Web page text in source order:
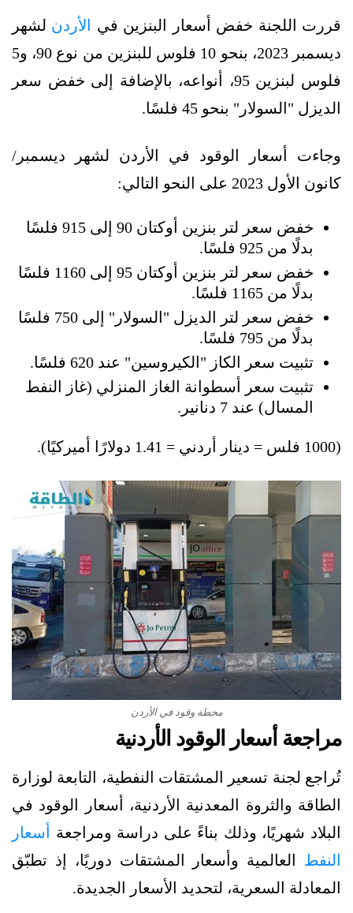
قررت اللجنة خفض أسعار البنزين في الأردن لشهر
ديسمبر 2023، بنحو 10 فلوس للبنزين من نوع 90، و5
فلوس لبنزين 95، أنواعه، بالإضافة إلى خفض سعر
الديزل "السولار" بنحو 45 فلسًا.
وجاءت أسعار الوقود في الأردن لشهر ديسمبر/
كانون الأول 2023 على النحو التالي:
خفض سعر لتر بنزين أوكتان 90 إلى 915 فلسًا
بدلًا من 925 فلسًا.
خفض سعر لتر بنزين أوكتان 95 إلى 1160 فلسًا
بدلًا من 1165 فلسًا.
خفض سعر لتر الديزل "السولار" إلى 750 فلسًا
بدلًا من 795 فلسًا.
تثبيت سعر الكاز "الكيروسين" عند 620 فلسًا.
تثبيت سعر أسطوانة الغاز المنزلي (غاز النفط
المسال) عند 7 دنانير.
(1000 فلس = دينار أردني = 1.41 دولارًا أميركيًا).
محطة وقود في الأردن
مراجعة أسعار الوقود الأردنية
تُراجع لجنة تسعير المشتقات النفطية، التابعة لوزارة
الطاقة والثروة المعدنية الأردنية، أسعار الوقود في
البلاد شهريًا، وذلك بناءً على دراسة ومراجعة أسعار
النفط العالمية وأسعار المشتقات دوريًا، إذ تطبّق
المعادلة السعرية، لتحديد الأسعار الجديدة.